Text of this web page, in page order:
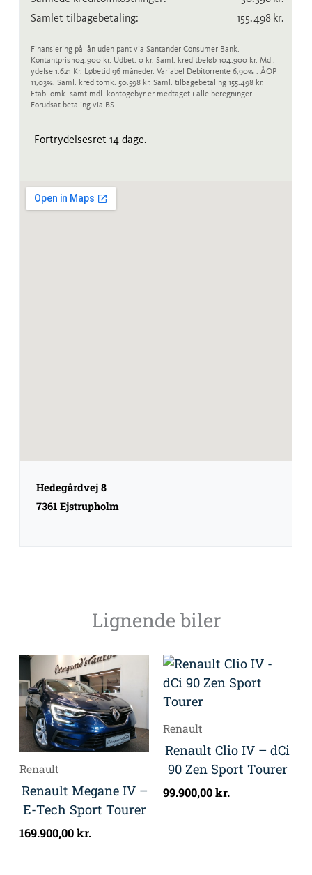
Samlet tilbagebetaling:
155.498 kr.
Finansiering på lån uden pant via Santander Consumer Bank.
Kontantpris 104.900 kr. Udbet. 0 kr. Saml. kreditbeløb 104.900 kr. Mdl.
ydelse 1.621 Kr. Løbetid 96 måneder. Variabel Debitorrente 6,90% . ÅOP
11,03%. Saml. kreditomk. 50.598 kr. Saml. tilbagebetaling 155.498 kr.
Etabl.omk. samt mdl. kontogebyr er medtaget i alle beregninger.
Forudsat betaling via BS.
Fortrydelsesret 14 dage.
Hedegårdvej 8
7361 Ejstrupholm
Lignende biler
Renault
Renault Megane IV –
E-Tech Sport Tourer
169.900,00kr.
Renault
Renault Clio IV – dCi
90 Zen Sport Tourer
99.900,00kr.